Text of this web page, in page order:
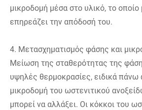
μικροδομή μέσα στο υλικό, το οποίο
επηρεάζει την απόδοσή του.
4. Μετασχηματισμός φάσης και
Μείωση της σταθερότητας της
υψηλές θερμοκρασίες, ειδικά πάνω
μικροδομή του ωστενιτικού
μπορεί να αλλάξει. Οι κόκκοι του